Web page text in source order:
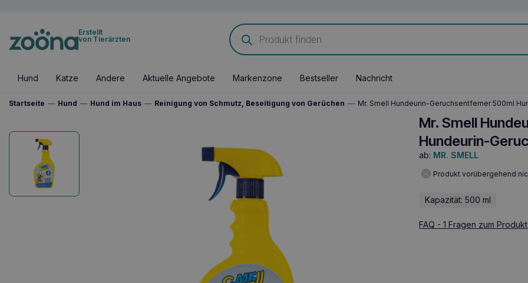
Erstellt
von Tierärzten
Products
search
Hund Katze Andere Aktuelle Angebote Markenzone Bestseller Nachricht
Startseite — Hund — Hund im Haus — Reinigung von Schmutz, Beseitigung von Gerüchen — Mr. Smell Hundeurin-Geruchsentferner 500ml
Mr. Smell
Hundeurin-
ab: MR. SMELL
Produkt vorübergehend
Kapazität: 500 ml
FAQ - 1 Fragen zum Produkt